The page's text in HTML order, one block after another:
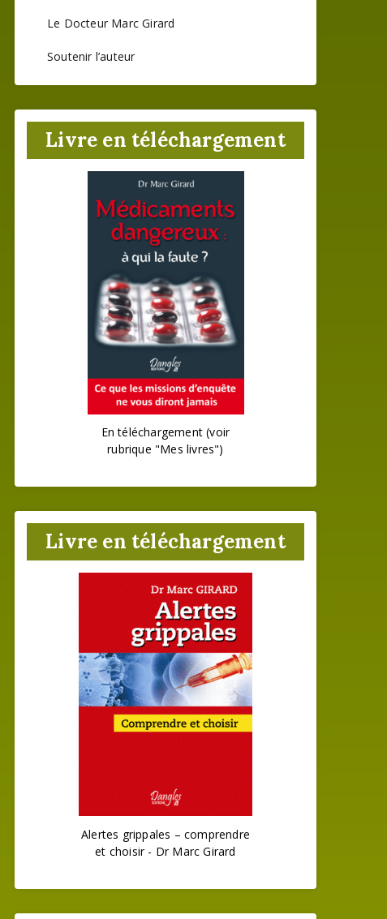
Le Docteur Marc Girard
Soutenir l’auteur
Livre en téléchargement
En téléchargement (voir
rubrique "Mes livres")
Livre en téléchargement
Alertes grippales – comprendre
et choisir - Dr Marc Girard